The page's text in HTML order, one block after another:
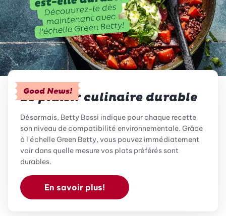
Good News!
Le plaisir culinaire durable
Désormais, Betty Bossi indique pour chaque recette
son niveau de compatibilité environnementale. Grâce
à l'échelle Green Betty, vous pouvez immédiatement
voir dans quelle mesure vos plats préférés sont
durables.
En savoir plus!